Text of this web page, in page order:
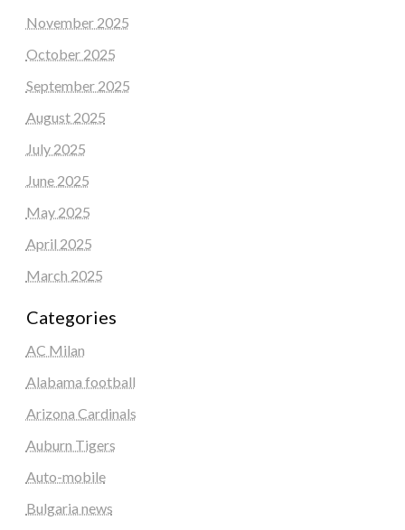
November 2025
October 2025
September 2025
August 2025
July 2025
June 2025
May 2025
April 2025
March 2025
Categories
AC Milan
Alabama football
Arizona Cardinals
Auburn Tigers
Auto-mobile
Bulgaria news